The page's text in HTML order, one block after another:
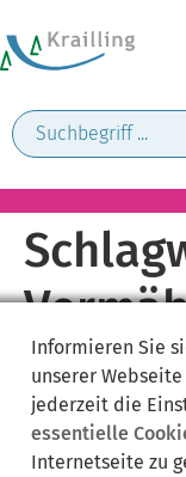
Informieren Sie
unserer
jederzeit die
essentielle
Internetseite zu